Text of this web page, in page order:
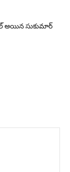
అయిన సుకుమార్